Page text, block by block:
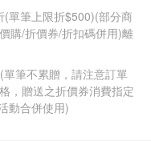
單筆上限折$500)(部分商
購/折價券/折扣碼併用)離
筆不累贈，請注意訂單
，贈送之折價券消費指定
動合併使用)